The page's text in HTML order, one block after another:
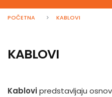
POČETNA KABLOVI
KABLOVI
Kablovipredstavljaju